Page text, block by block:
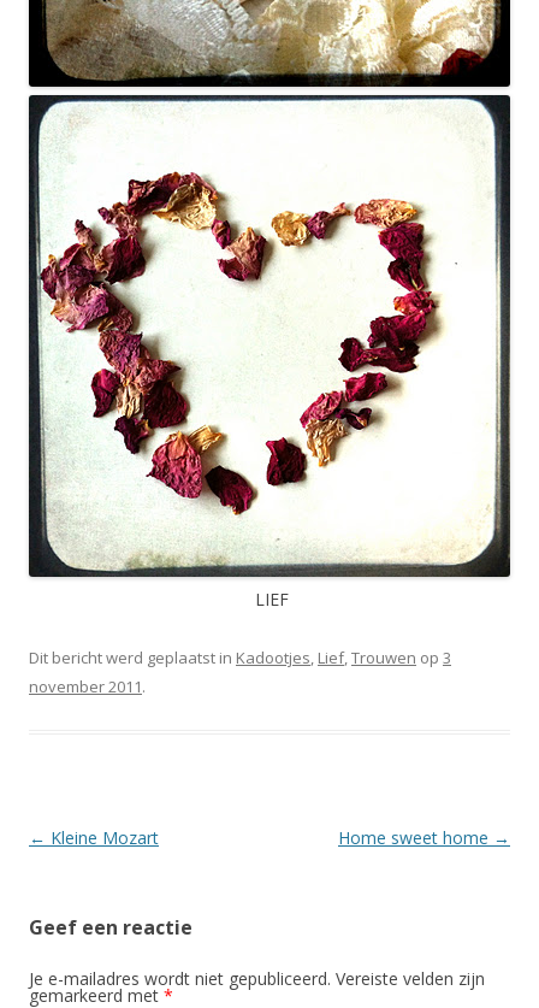
LIEF
Dit bericht werd geplaatst in Kadootjes, Lief,Trouwen op 3
november 2011.
Berichtnavigatie
← Kleine Mozart Home sweet home →
Geef een reactie
Je e-mailadres wordt niet gepubliceerd. Vereiste velden zijn
gemarkeerd met *